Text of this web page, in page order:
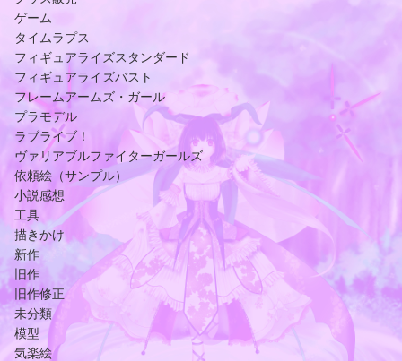
ゲーム
タイムラプス
フィギュアライズスタンダード
フィギュアライズバスト
フレームアームズ・ガール
プラモデル
ラブライブ！
ヴァリアブルファイターガールズ
依頼絵（サンプル）
小説感想
工具
描きかけ
新作
旧作
旧作修正
未分類
模型
気楽絵